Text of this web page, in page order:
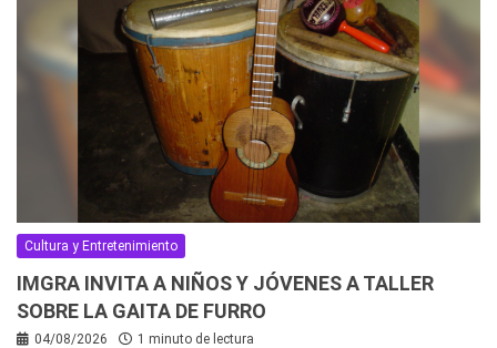
Cultura y Entretenimiento
IMGRA INVITA A NIÑOS Y JÓVENES A TALLER
SOBRE LA GAITA DE FURRO
04/08/2026 1 minuto de lectura